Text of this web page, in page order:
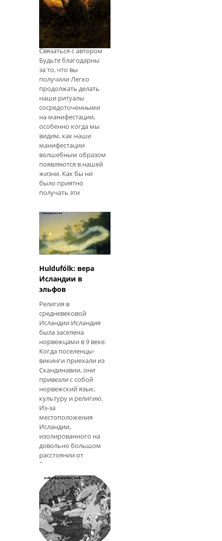
временем создать
свой собственный.
Пока вы не сможете
создавать свои
собственные
ритуалы, не
стесняйтесь
начинать с одного из
них или попробовать
все
Ритуал
Благодарности
Новолуния /
Полнолуния
Связаться с автором
Будьте благодарны
за то, что вы
получили Легко
продолжать делать
наши ритуалы
сосредоточенными
на манифестации,
особенно когда мы
видим, как наши
манифестации
волшебным образом
появляются в нашей
жизни. Как бы ни
было приятно
получать эти
от наших лунных
ритуалов, вам
духовно мирно после
того, как вы
совершаете лунный
сосредоточившись
вокруг
благодарности. Вы
Huldufólk: вера
Исландии в
эльфов
Религия в
средневековой
Исландии Исландия
была заселена
норвежцами в 9 веке.
Когда поселенцы-
викинги приехали из
Скандинавии, они
привезли с собой
норвежский язык,
культуру и религию.
Из-за
местоположения
Исландии,
изолированного на
довольно большом
расстоянии от
Европы, старая
норвежская религия
выжила в Исландии
намного позже, чем
Феи